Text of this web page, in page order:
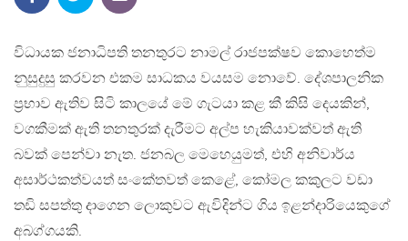
විධායක ජනාධිපති තනතුරට නාමල් රාජපක්ෂව කොහෙත්ම
නුසුදුසු කරවන එකම සාධකය වයසම නොවේ. දේශපාලනික
ප‍්‍රභාව ඇතිව සිටි කාලයේ මේ ගැටයා කළ කී කිසි දෙයකින්,
වගකීමක් ඇති තනතුරක් දැරීමට අල්ප හැකියාවක්වත් ඇති
බවක් පෙන්වා නැත. ජනබල මෙහෙයුමත්, එහි අනිවාර්ය
අසාර්ථකත්වයත් සංකේතවත් කෙළේ, කෝමල කකුලට වඩා
තඩි සපත්තු දාගෙන ලොකුවට ඇවිදින්ට ගිය ඉළන්දාරියෙකුගේ
අබග්ගයකි.